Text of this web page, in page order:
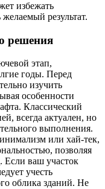
избежать
результат.
решения
этап,
годы. Перед
изучить
особенности
Классический
всегда актуален, но
выполнения.
или хай-тек,
позволяя
Если ваш участок
учесть
облика зданий. Не